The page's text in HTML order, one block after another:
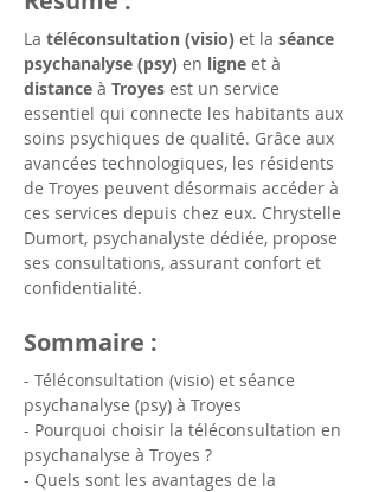
La téléconsultation (visio) et la séance
psychanalyse (psy) en ligne et à
distance à Troyes est un service
essentiel qui connecte les habitants aux
soins psychiques de qualité. Grâce aux
avancées technologiques, les résidents
de Troyes peuvent désormais accéder à
ces services depuis chez eux. Chrystelle
Dumort, psychanalyste dédiée, propose
ses consultations, assurant confort et
confidentialité.
Sommaire :
- Téléconsultation (visio) et séance
psychanalyse (psy) à Troyes
- Pourquoi choisir la téléconsultation en
psychanalyse à Troyes ?
- Quels sont les avantages de la